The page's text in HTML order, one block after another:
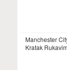
Manchester
Kratak